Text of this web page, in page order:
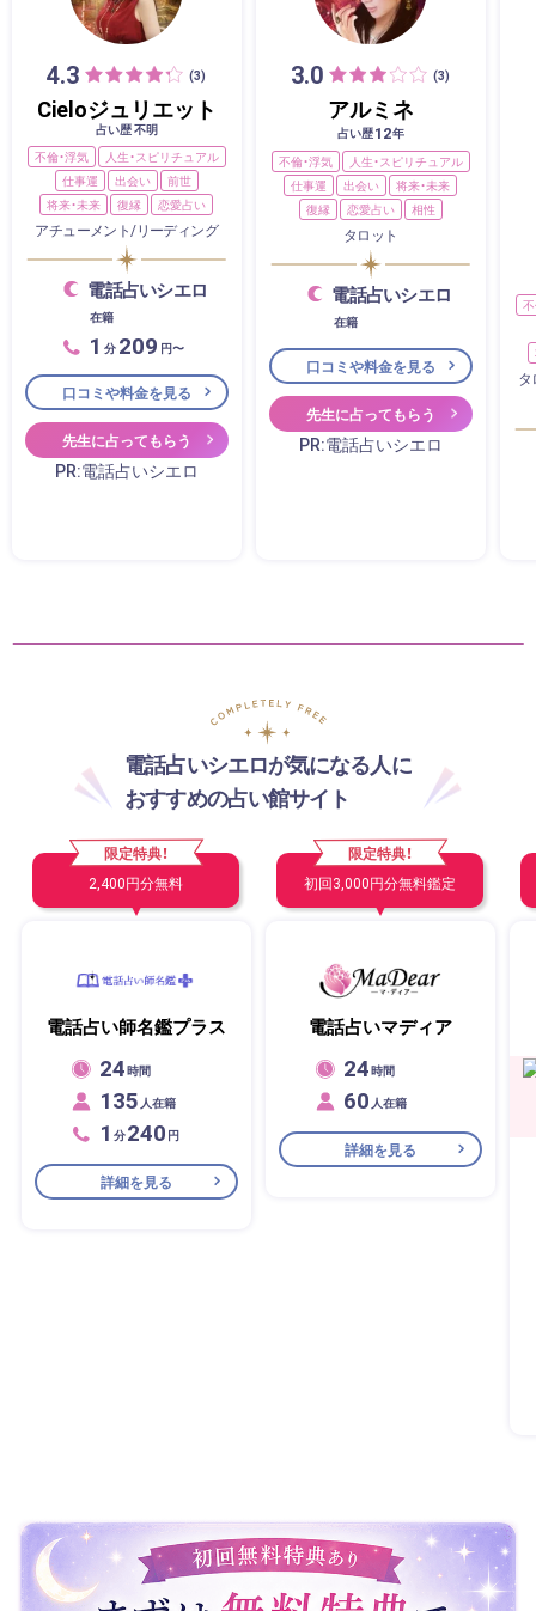
4.3 (3)
Cieloジュリエット
占い歴 不明
不倫・浮気
人生・スピリチュアル
仕事運
出会い
前世
将来・未来
復縁 恋愛占い
アチューメント/リーディング
電話占いシエロ
在籍
1 分 209 円〜
口コミや料金を見る
先生に占ってもらう
PR:電話占いシエロ
3.0 (3)
アルミネ
占い歴12年
不倫・浮気
人生・スピリチュアル
仕事運
出会い
将来・未来
復縁
恋愛占い 相性
タロット
電話占いシエロ
在籍
口コミや料金を見る
先生に占ってもらう
PR:電話占いシエロ
タ
電話占いシエロが気になる人に
おすすめの占い館サイト
限定特典！
2,400円分無料
電話占い師名鑑プラス
24時間
135 人在籍
1 分240 円
詳細を見る
限定特典！
初回3,000円分無料鑑定
電話占いマディア
24時間
60 人在籍
詳細を見る